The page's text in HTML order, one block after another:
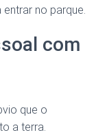
no parque.
com
que o
a terra.